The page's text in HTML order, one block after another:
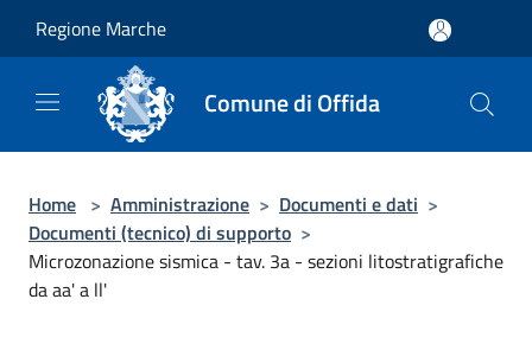
Regione Marche
Comune di Offida
Home > Amministrazione > Documenti e dati >
Documenti (tecnico) di supporto >
Microzonazione sismica - tav. 3a - sezioni litostratigrafiche
da aa' a ll'